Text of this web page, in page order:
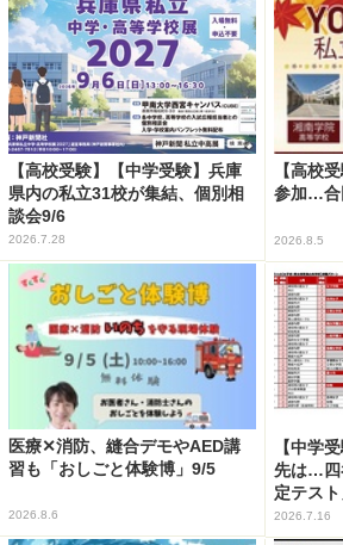
【高校受験】【中学受験】兵庫
県内の私立31校が集結、個別相
談会9/6
2026.7.28
【高校
参加…合
2026.8.5
医療✕消防、縫合デモやAED講
習も「おしごと体験博」9/5
2026.8.6
【中学
先は…四
定テス
2026.7.16